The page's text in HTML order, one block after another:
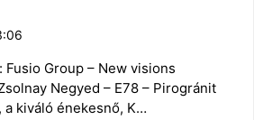
Fusio Group – New visions
Negyed – E78 – Pirogránit
a kiváló énekesnő, K…